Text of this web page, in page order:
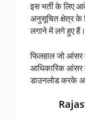
इस भर्ती के लिए
अनुसूचित क्षेत्र के
लगाने में लगे हुए हैं।
फिलहाल जो आंसर
आधिकारिक आंसर
डाउनलोड करके